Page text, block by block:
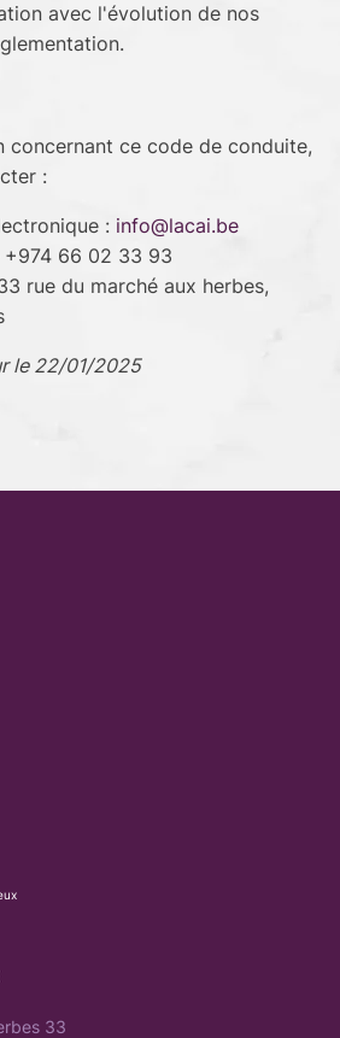
avec l'évolution de nos
concernant ce code de conduite,
:
: info@lacai.be
+974 66 02 33 93
rue du marché aux herbes,
le 22/01/2025
33